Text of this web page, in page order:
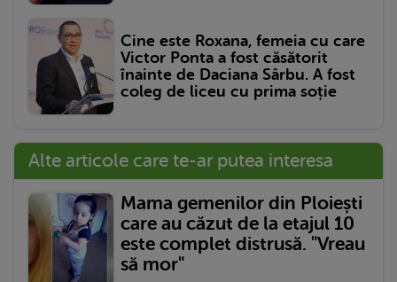
Cine este Roxana, femeia cu care
Victor Ponta a fost căsătorit
înainte de Daciana Sârbu. A fost
coleg de liceu cu prima soție
Alte articole care te-ar putea interesa
Mama gemenilor din Ploiești
care au căzut de la etajul 10
este complet distrusă. "Vreau
să mor"